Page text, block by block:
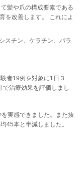
髪や爪の構成要素である
を改善します。 これによ
スチン、ケラチン、パラ
者19例を対象に1 日３
治療効果を評価しまし
実感できました。また抜
45本と半減しました。